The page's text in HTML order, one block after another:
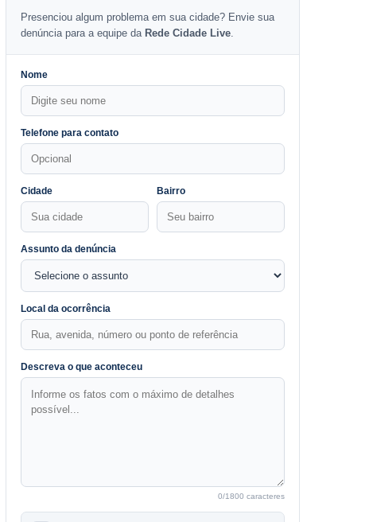
Presenciou algum problema em sua cidade? Envie sua
denúncia para a equipe da Rede Cidade Live.
Nome
Telefone para contato
Cidade Bairro
Assunto da denúncia
Local da ocorrência
Descreva o que aconteceu
0/1800 caracteres